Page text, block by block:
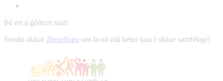
Þú ert á góðum stað!
Sendu okkur ábendingu um hvað má betur fara í okkar samfélagi!